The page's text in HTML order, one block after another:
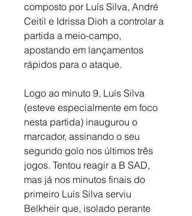
composto por Luís Silva, André
Ceitil e Idrissa Dioh a controlar a
partida a meio-campo,
apostando em lançamentos
rápidos para o ataque.
Logo ao minuto 9, Luís Silva
(esteve especialmente em foco
nesta partida) inaugurou o
marcador, assinando o seu
segundo golo nos últimos três
jogos. Tentou reagir a B SAD,
mas já nos minutos finais do
primeiro Luís Silva serviu
Belkheir que, isolado perante